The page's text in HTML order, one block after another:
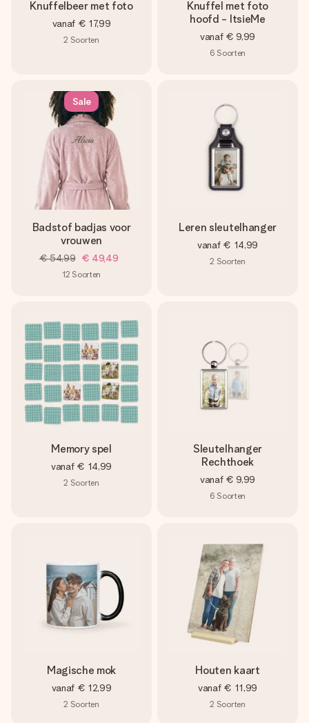
Knuffelbeer met foto
vanaf € 17,99
2 Soorten
Knuffel met foto
hoofd - ItsieMe
vanaf € 9,99
6 Soorten
Sale
Badstof badjas voor
vrouwen
€ 54,99 € 49,49
12 Soorten
Leren sleutelhanger
vanaf € 14,99
2 Soorten
Memory spel
vanaf € 14,99
2 Soorten
Sleutelhanger
Rechthoek
vanaf € 9,99
6 Soorten
Magische mok
vanaf € 12,99
2 Soorten
Houten kaart
vanaf € 11,99
2 Soorten